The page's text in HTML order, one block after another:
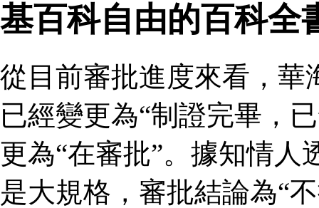
基百科自由的百科全
從目前審批進度來看，華
已經變更為“制證完畢，
更為“在審批”。據知情
是大規格，審批結論為“